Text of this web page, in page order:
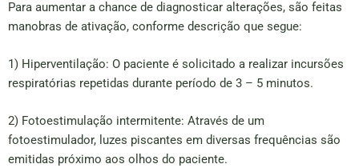
Para aumentar a chance de diagnosticar alterações, são feitas
manobras de ativação, conforme descrição que segue:
1) Hiperventilação: O paciente é solicitado a realizar incursões
respiratórias repetidas durante período de 3 – 5 minutos.
2) Fotoestimulação intermitente: Através de um
fotoestimulador, luzes piscantes em diversas frequências são
emitidas próximo aos olhos do paciente.